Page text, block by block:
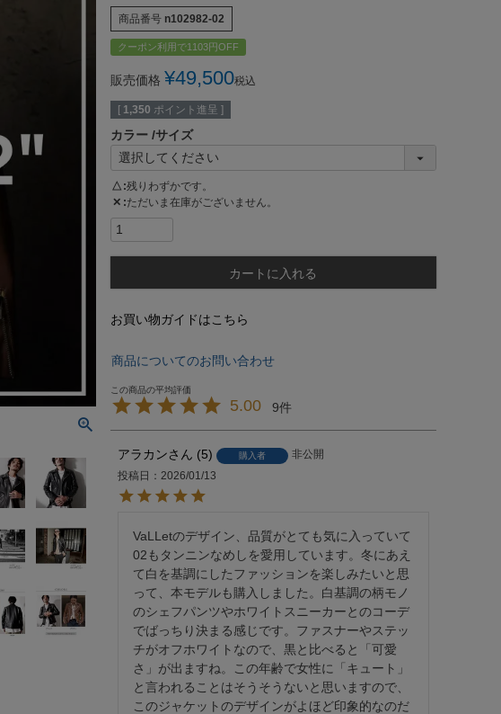
商品番号 n102982-02
クーポン利用で1103円OFF
販売価格 ¥49,500税込
[ 1,350 ポイント進呈 ]
カラー サイズ
△ 残りわずかです。
✕ ただいま在庫がございません。
カートに入れる
お買い物ガイドはこちら
商品についてのお問い合わせ
5.00 9
アラカン 5 購入者
非公開
投稿日
2026/01/13
VaLLetのデザイン、品質がとても気に入っていて
02もタンニンなめしを愛用しています。冬にあえ
て白を基調にしたファッションを楽しみたいと思
って、本モデルも購入しました。白基調の柄モノ
のシェフパンツやホワイトスニーカーとのコーデ
でばっちり決まる感じです。ファスナーやステッ
チがオフホワイトなので、黒と比べると「可愛
さ」が出ますね。この年齢で女性に「キュート」
と言われることはそうそうないと思いますので、
このジャケットのデザインがよほど印象的なのだ